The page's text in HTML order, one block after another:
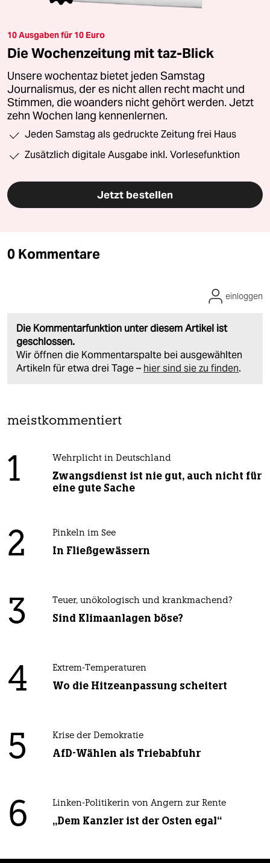
10 Ausgaben für 10 Euro
Die Wochenzeitung mit taz-Blick
Unsere wochentaz bietet jeden Samstag
Journalismus, der es nicht allen recht macht und
Stimmen, die woanders nicht gehört werden. Jetzt
zehn Wochen lang kennenlernen.
Jeden Samstag als gedruckte Zeitung frei Haus
Zusätzlich digitale Ausgabe inkl. Vorlesefunktion
Jetzt bestellen
0 Kommentare
Die Kommentarfunktion unter diesem Artikel ist
geschlossen.
Wir öffnen die Kommentarspalte bei ausgewählten
Artikeln für etwa drei Tage – hier sind sie zu finden.
einloggen
meistkommentiert
1 Wehrplicht in Deutschland
Zwangsdienst ist nie gut, auch nicht für
eine gute Sache
2 Pinkeln im See
In Fließgewässern
3 Teuer, unökologisch und krankmachend?
Sind Klimaanlagen böse?
4 Extrem-Temperaturen
Wo die Hitzeanpassung scheitert
5 Krise der Demokratie
AfD-Wählen als Triebabfuhr
6 Linken-Politikerin von Angern zur Rente
„Dem Kanzler ist der Osten egal“